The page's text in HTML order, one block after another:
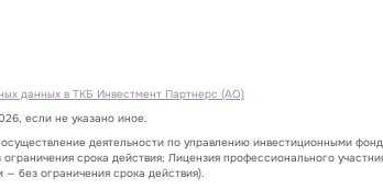
данных в ТКБ Инвестмент Партнерс (АО)
если не указано иное.
деятельности по управлению инвестиционными
срока действия; Лицензия профессионального
без ограничения срока действия).